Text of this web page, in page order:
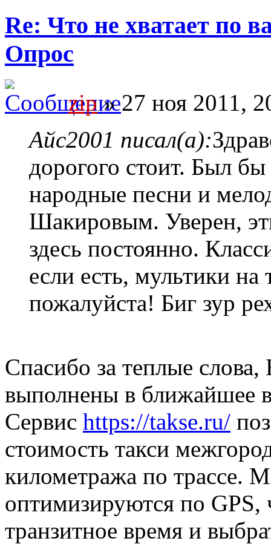
Re: Что не хватает по
Опрос
zip» 27 ноя 2011,
Айс2001 писал(а):
дорогого стоит. Был бы
народные песни и
Шакировым. Уверен,
здесь постоянно.
если есть, мультики
пожалуйста! Биг зур
Спасибо за теплые
выполнены в ближайшее
Сервис https://takse.ru/
стоимость такси
километража по трассе.
оптимизируются по GPS,
транзитное время и